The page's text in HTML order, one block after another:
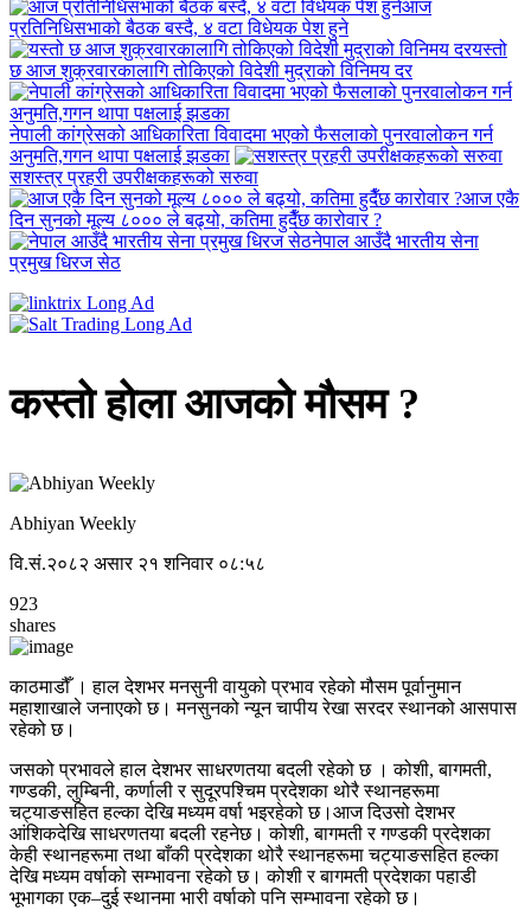
आज
प्रतिनिधिसभाको बैठक बस्दै, ४ वटा विधेयक पेश हुने
यस्तो
छ आज शुक्रवारकालागि तोकिएको विदेशी मुद्राको विनिमय दर
नेपाली कांग्रेसको आधिकारिता विवादमा भएको फैसलाको पुनरवालोकन गर्न
अनुमति,गगन थापा पक्षलाई झडका
सशस्त्र प्रहरी उपरीक्षकहरूको सरुवा
आज एकै
दिन सुनको मूल्य ८००० ले बढ्यो, कतिमा हुदैँछ कारोवार ?
नेपाल आउँदै भारतीय सेना
प्रमुख धिरज सेठ
कस्तो होला आजको मौसम ?
Abhiyan Weekly
वि.सं.२०८२ असार २१ शनिवार ०८:५८
923
shares
काठमाडौँ । हाल देशभर मनसुनी वायुको प्रभाव रहेको मौसम पूर्वानुमान
महाशाखाले जनाएको छ। मनसुनको न्यून चापीय रेखा सरदर स्थानको आसपास
रहेको छ।
जसको प्रभावले हाल देशभर साधरणतया बदली रहेको छ । कोशी, बागमती,
गण्डकी, लुम्बिनी, कर्णाली र सुदूरपश्चिम प्रदेशका थोरै स्थानहरूमा
चट्याङसहित हल्का देखि मध्यम वर्षा भइरहेको छ।आज दिउसो देशभर
आंशिकदेखि साधरणतया बदली रहनेछ। कोशी, बागमती र गण्डकी प्रदेशका
केही स्थानहरूमा तथा बाँकी प्रदेशका थोरै स्थानहरूमा चट्याङसहित हल्का
देखि मध्यम वर्षाको सम्भावना रहेको छ। कोशी र बागमती प्रदेशका पहाडी
भूभागका एक–दुई स्थानमा भारी वर्षाको पनि सम्भावना रहेको छ।